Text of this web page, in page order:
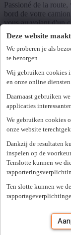
Deze website
We proberen je als
te bezorgen.
Wij gebruiken cookies
en onze online
Daarnaast gebruiken
applicaties
We gebruiken cookies
onze website
Dankzij de resultaten
inspelen op de
Tenslotte kunnen we
Ten slotte kunnen we
Passioné de la
bord de votre
vous au volant d'un
bpost. En tant que
9032 Wondelgem
Employé
Gepubliceerd op
Bekijk vacature
Nieuw
In onze bpost
om daarna hun weg
Sorteerders
naar lokale
2030 Antwerpen
Gepubliceerd op